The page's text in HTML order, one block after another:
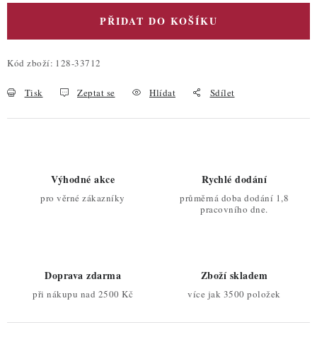
PŘIDAT DO KOŠÍKU
Kód zboží: 128-33712
Tisk Zeptat se Hlídat Sdílet
Výhodné akce
pro věrné zákazníky
Rychlé dodání
průměrná doba dodání 1,8
pracovního dne.
Doprava zdarma
při nákupu nad 2500 Kč
Zboží skladem
více jak 3500 položek